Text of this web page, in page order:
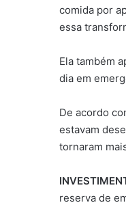
comida por
essa
Ela também
dia em
De acordo
estavam
tornaram
reserva de